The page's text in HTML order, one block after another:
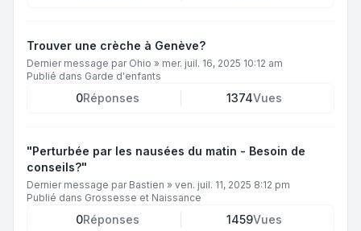
Trouver une crèche à Genève?
Dernier message par Ohio » mer. juil. 16, 2025 10:12 am
Publié dans Garde d'enfants
0Réponses 1374Vues
"Perturbée par les nausées du matin - Besoin de
conseils?"
Dernier message par Bastien » ven. juil. 11, 2025 8:12 pm
Publié dans Grossesse et Naissance
0Réponses 1459Vues